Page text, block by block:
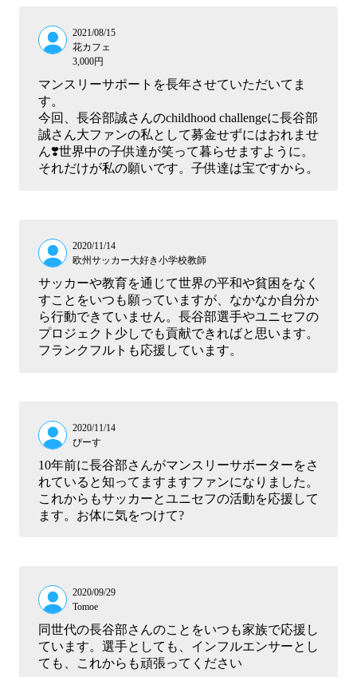
2021/08/15
花カフェ
3,000円
マンスリーサポートを長年させていただいてま
す。
今回、長谷部誠さんのchildhood challengeに長谷部
誠さん大ファンの私として募金せずにはおれませ
ん❣️世界中の子供達が笑って暮らせますように。
それだけが私の願いです。子供達は宝ですから。
2020/11/14
欧州サッカー大好き小学校教師
サッカーや教育を通じて世界の平和や貧困をなく
すことをいつも願っていますが、なかなか自分か
ら行動できていません。長谷部選手やユニセフの
プロジェクト少しでも貢献できればと思います。
フランクフルトも応援しています。
2020/11/14
ぴーす
10年前に長谷部さんがマンスリーサボーターをさ
れていると知ってますますファンになりました。
これからもサッカーとユニセフの活動を応援して
ます。お体に気をつけて?
2020/09/29
Tomoe
同世代の長谷部さんのことをいつも家族で応援し
ています。選手としても、インフルエンサーとし
ても、これからも頑張ってください